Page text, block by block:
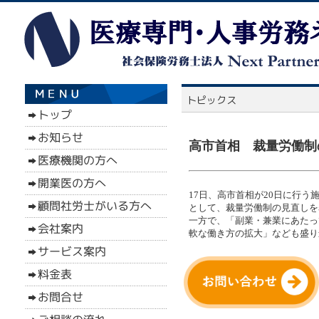
高市首相 裁量労働制
17日、高市首相が20日に行う
として、裁量労働制の見直し
一方で、「副業・兼業にあた
軟な働き方の拡大」なども盛